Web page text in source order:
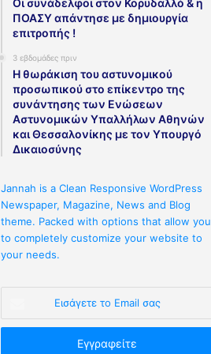
Οι συνάδελφοι στον Κορυδαλλό & η
ΠΟΑΣΥ απάντησε με δημιουργία
επιτροπής !
3 εβδομάδες πριν
Η θωράκιση του αστυνομικού
προσωπικού στο επίκεντρο της
συνάντησης των Ενώσεων
Αστυνομικών Υπαλλήλων Αθηνών
και Θεσσαλονίκης με τον Υπουργό
Δικαιοσύνης
Jannah is a Clean Responsive WordPress
Newspaper, Magazine, News and Blog
theme. Packed with options that allow you
to completely customize your website to
your needs.